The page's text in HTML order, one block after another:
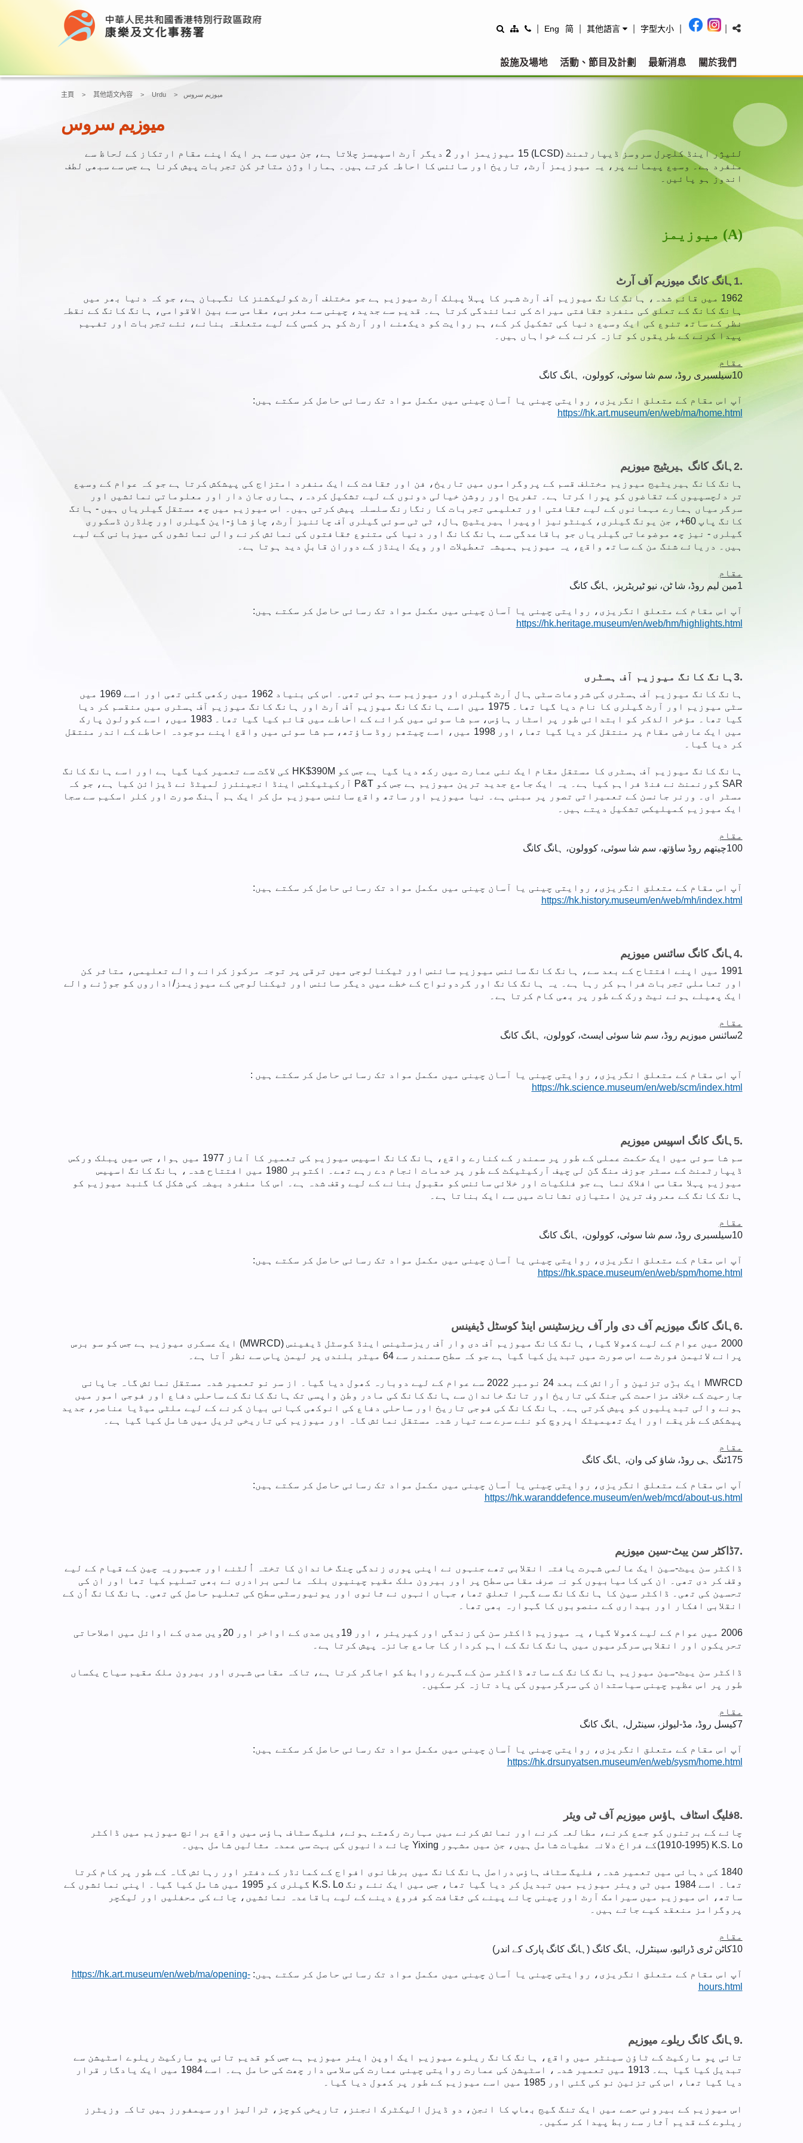
Eng 简 其他語言 字型大小
設施及場地 活動、節目及計劃 最新消息 關於我們
主頁 其他語文內容 Urdu میوزیم سروس
میوزیم سروس
لئیژر اینڈ کلچرل سروسز ڈیپارٹمنٹ (LCSD) 15 میوزیمز اور 2 دیگر آرٹ اسپیسز چلاتا ہے، جن میں سے ہر ایک اپنے مقام ارتکاز کے لحاظ سے
منفرد ہے۔ وسیع پیمانے پر، یہ میوزیمز آرٹ، تاریخ اور سائنس کا احاطہ کرتے ہیں۔ ہمارا وژن متاثر کن تجربات پیش کرنا ہے جس سے سبھی لطف
اندوز ہو پائیں۔
(A) میوزیمز
ہانگ کانگ میوزیم آف آرٹ 1.
1962 میں قائم شدہ، ہانگ کانگ میوزیم آف آرٹ شہر کا پہلا پبلک آرٹ میوزیم ہے جو مختلف آرٹ کولیکشنز کا نگہبان ہے، جو کہ دنیا بھر میں
ہانگ کانگ کے تعلق کی منفرد ثقافتی میراث کی نمائندگی کرتا ہے۔ قدیم سے جدید، چینی سے مغربی، مقامی سے بین الاقوامی، ہانگ کانگ کے نقطہ
نظر کے ساتھ تنوع کی ایک وسیع دنیا کی تشکیل کر کے، ہم روایت کو دیکھنے اور آرٹ کو ہر کسی کے لیے متعلقہ بنانے، نئے تجربات اور تفہیم
پیدا کرنے کے طریقوں کو تازہ کرنے کے خواہاں ہیں۔
مقام
سیلسبری روڈ، سم شا سوئی، کوولون، ہانگ کانگ10
آپ اس مقام کے متعلق انگریزی، روایتی چینی یا آسان چینی میں مکمل مواد تک رسائی حاصل کر سکتے ہیں:
https://hk.art.museum/en/web/ma/home.html
ہانگ کانگ ہیریٹیج میوزیم 2.
ہانگ کانگ ہیریٹیج میوزیم مختلف قسم کے پروگراموں میں تاریخ، فن اور ثقافت کے ایک منفرد امتزاج کی پیشکش کرتا ہے جو کہ عوام کے وسیع
تر دلچسپیوں کے تقاضوں کو پورا کرتا ہے۔ تفریح اور روشن خیالی دونوں کے لیے تشکیل کردہ، ہماری جان دار اور معلوماتی نمائشیں اور
سرگرمیاں ہمارے مہمانوں کے لیے ثقافتی اور تعلیمی تجربات کا رنگارنگ سلسلہ پیش کرتی ہیں۔ اس میوزیم میں چھ مستقل گیلریاں ہیں - ہانگ
کانگ پاپ 60+، جن یونگ گیلری، کینٹونیز اوپیرا ہیریٹیج ہال، ٹی ٹی سوئی گیلری آف چائنیز آرٹ، چاؤ شاؤ-این گیلری اور چلڈرن ڈسکوری
گیلری - نیز چھ موضوعاتی گیلریاں جو باقاعدگی سے ہانگ کانگ اور دنیا کی متنوع ثقافتوں کی نمائش کرنے والی نمائشوں کی میزبانی کے لیے
ہیں۔ دریائے شنگ من کے ساتھ واقع، یہ میوزیم ہمیشہ تعطیلات اور ویک اینڈز کے دوران قابلِ دید ہوتا ہے۔
مقام
مین لیم روڈ، شا ٹن، نیو ٹیریٹریز، ہانگ کانگ1
آپ اس مقام کے متعلق انگریزی، روایتی چینی یا آسان چینی میں مکمل مواد تک رسائی حاصل کر سکتے ہیں:
https://hk.heritage.museum/en/web/hm/highlights.html
ہانگ کانگ میوزیم آف ہسٹری 3.
ہانگ کانگ میوزیم آف ہسٹری کی شروعات سٹی ہال آرٹ گیلری اور میوزیم سے ہوئی تھی۔ اس کی بنیاد 1962 میں رکھی گئی تھی اور اسے 1969 میں
سٹی میوزیم اور آرٹ گیلری کا نام دیا گیا تھا۔ 1975 میں اسے ہانگ کانگ میوزیم آف آرٹ اور ہانگ کانگ میوزیم آف ہسٹری میں منقسم کر دیا
گیا تھا۔ مؤخر الذکر کو ابتدائی طور پر اسٹار ہاؤس، سم شا سوئی میں کرائے کے احاطے میں قائم کیا گیا تھا۔ 1983 میں، اسے کوولون پارک
میں ایک عارضی مقام پر منتقل کر دیا گیا تھا، اور 1998 میں، اسے چیتھم روڈ ساؤتھ، سم شا سوئی میں واقع اپنے موجودہ احاطے کے اندر منتقل
کر دیا گیا۔
ہانگ کانگ میوزیم آف ہسٹری کا مستقل مقام ایک نئی عمارت میں رکھ دیا گیا ہے جس کو HK$390M کی لاگت سے تعمیر کیا گیا ہے اور اسے ہانگ کانگ
SAR گورنمنٹ نے فنڈ فراہم کیا ہے۔ یہ ایک جامع جدید ترین میوزیم ہے جس کو P&T آرکیٹیکٹس اینڈ انجینئرز لمیٹڈ نے ڈیزائن کیا ہے، جو کہ
مسٹر ای۔ ورنر جانسن کے تعمیراتی تصور پر مبنی ہے۔ نیا میوزیم اور ساتھ واقع سائنس میوزیم مل کر ایک ہم آہنگ صورت اور کلر اسکیم سے سجا
ایک میوزیم کمپلیکس تشکیل دیتے ہیں۔
مقام
چیتھم روڈ ساؤتھ، سم شا سوئی، کوولون، ہانگ کانگ100
آپ اس مقام کے متعلق انگریزی، روایتی چینی یا آسان چینی میں مکمل مواد تک رسائی حاصل کر سکتے ہیں:
https://hk.history.museum/en/web/mh/index.html
ہانگ کانگ سائنس میوزیم 4.
1991 میں اپنے افتتاح کے بعد سے، ہانگ کانگ سائنس میوزیم سائنس اور ٹیکنالوجی میں ترقی پر توجہ مرکوز کرانے والے تعلیمی، متاثر کن
اور تعاملی تجربات فراہم کر رہا ہے۔ یہ ہانگ کانگ اور گردونواح کے خطے میں دیگر سائنس اور ٹیکنالوجی کے میوزیمز/اداروں کو جوڑنے والے
ایک پھیلے ہوئے نیٹ ورک کے طور پر بھی کام کرتا ہے۔
مقام
سائنس میوزیم روڈ، سم شا سوئی ایسٹ، کوولون، ہانگ کانگ2
آپ اس مقام کے متعلق انگریزی، روایتی چینی یا آسان چینی میں مکمل مواد تک رسائی حاصل کر سکتے ہیں :
https://hk.science.museum/en/web/scm/index.html
ہانگ کانگ اسپیس میوزیم 5.
سم شا سوئی میں ایک حکمت عملی کے طور پر سمندر کے کنارے واقع، ہانگ کانگ اسپیس میوزیم کی تعمیر کا آغاز 1977 میں ہوا، جس میں پبلک ورکس
ڈیپارٹمنٹ کے مسٹر جوزف منگ گن لی چیف آرکیٹیکٹ کے طور پر خدمات انجام دے رہے تھے۔ اکتوبر 1980 میں افتتاح شدہ، ہانگ کانگ اسپیس
میوزیم پہلا مقامی افلاک نما ہے جو فلکیات اور خلائی سائنس کو مقبول بنانے کے لیے وقف شدہ ہے۔ اس کا منفرد بیضہ کی شکل کا گنبد میوزیم کو
ہانگ کانگ کے معروف ترین امتیازی نشانات میں سے ایک بناتا ہے۔
مقام
سیلسبری روڈ، سم شا سوئی، کوولون، ہانگ کانگ10
آپ اس مقام کے متعلق انگریزی، روایتی چینی یا آسان چینی میں مکمل مواد تک رسائی حاصل کر سکتے ہیں:
https://hk.space.museum/en/web/spm/home.html
ہانگ کانگ میوزیم آف دی وار آف ریزسٹینس اینڈ کوسٹل ڈیفینس 6.
2000 میں عوام کے لیے کھولا گیا، ہانگ کانگ میوزیم آف دی وار آف ریزسٹینس اینڈ کوسٹل ڈیفینس (MWRCD) ایک عسکری میوزیم ہے جس کو سو برس
پرانے لائیمن فورٹ سے اس صورت میں تبدیل کیا گیا ہے جو کہ سطح سمندر سے 64 میٹر بلندی پر لیمن پاس سے نظر آتا ہے۔
MWRCD ایک بڑی تزئین و آرائش کے بعد 24 نومبر 2022 سے عوام کے لیے دوبارہ کھول دیا گیا۔ از سر نو تعمیر شدہ مستقل نمائش گاہ جاپانی
جارحیت کے خلاف مزاحمت کی جنگ کی تاریخ اور تانگ خاندان سے ہانگ کانگ کی مادر وطن واپسی تک ہانگ کانگ کے ساحلی دفاع اور فوجی امور میں
ہونے والی تبدیلیوں کو پیش کرتی ہے۔ ہانگ کانگ کی فوجی تاریخ اور ساحلی دفاع کی انوکھی کہانی بیان کرنے کے لیے ملٹی میڈیا عناصر، جدید
پیشکش کے طریقے اور ایک تھیمیٹک اپروچ کو نئے سرے سے تیار شدہ مستقل نمائش گاہ اور میوزیم کی تاریخی ٹریل میں شامل کیا گیا ہے۔
مقام
ٹنگ ہی روڈ، شاؤ کی وان، ہانگ کانگ175
آپ اس مقام کے متعلق انگریزی، روایتی چینی یا آسان چینی میں مکمل مواد تک رسائی حاصل کر سکتے ہیں:
https://hk.waranddefence.museum/en/web/mcd/about-us.html
ڈاکٹر سن ییٹ-سین میوزیم7.
ڈاکٹر سن ییٹ-سین ایک عالمی شہرت یافتہ انقلابی تھے جنہوں نے اپنی پوری زندگی چنگ خاندان کا تختہ اُلٹنے اور جمہوریہ چین کے قیام کے لیے
وقف کر دی تھی۔ ان کی کامیابیوں کو نہ صرف مقامی سطح پر اور بیرون ملک مقیم چینیوں بلکہ عالمی برادری نے بھی تسلیم کیا تھا اور ان کی
تحسین کی تھی۔ ڈاکٹر سین کا ہانگ کانگ سے گہرا تعلق تھا، جہاں انہوں نے ثانوی اور یونیورسٹی سطح کی تعلیم حاصل کی تھی۔ ہانگ کانگ اُن کے
انقلابی افکار اور بیداری کے منصوبوں کا گہوارہ بھی تھا۔
2006 میں عوام کے لیے کھولا گیا، یہ میوزیم ڈاکٹر سن کی زندگی اور کیریئر ، اور 19ویں صدی کے اواخر اور 20ویں صدی کے اوائل میں اصلاحاتی
تحریکوں اور انقلابی سرگرمیوں میں ہانگ کانگ کے اہم کردار کا جامع جائزہ پیش کرتا ہے۔
ڈاکٹر سن ییٹ-سین میوزیم ہانگ کانگ کے ساتھ ڈاکٹر سن کے گہرے روابط کو اجاگر کرتا ہے، تاکہ مقامی شہری اور بیرون ملک مقیم سیاح یکساں
طور پر اس عظیم چینی سیاستدان کی سرگرمیوں کی یاد تازہ کر سکیں۔
مقام
کیسل روڈ، مڈ-لیولز، سینٹرل، ہانگ کانگ7
آپ اس مقام کے متعلق انگریزی، روایتی چینی یا آسان چینی میں مکمل مواد تک رسائی حاصل کر سکتے ہیں:
https://hk.drsunyatsen.museum/en/web/sysm/home.html
فلیگ اسٹاف ہاؤس میوزیم آف ٹی ویئر8.
چائے کے برتنوں کو جمع کرنے، مطالعہ کرنے اور نمائش کرنے میں مہارت رکھتے ہوئے، فلیگ سٹاف ہاؤس میں واقع برانچ میوزیم میں ڈاکٹر
کے فراخ دلانہ عطیات شامل ہیں، جن میں مشہور Yixing چائے دانیوں کی بہت سی عمدہ مثالیں شامل ہیں۔(1910-1995) K.S. Lo
1840 کی دہائی میں تعمیر شدہ، فلیگ سٹاف ہاؤس دراصل ہانگ کانگ میں برطانوی افواج کے کمانڈر کے دفتر اور رہائش گاہ کے طور پر کام کرتا
تھا۔ اسے 1984 میں ٹی ویئر میوزیم میں تبدیل کر دیا گیا تھا، جس میں ایک نئے ونگ K.S. Lo گیلری کو 1995 میں شامل کیا گیا۔ اپنی نمائشوں کے
ساتھ، اس میوزیم میں سیرامک آرٹ اور چینی چائے پینے کی ثقافت کو فروغ دینے کے لیے باقاعدہ نمائشیں، چائے کی محفلیں اور لیکچر
پروگرامز منعقد کیے جاتے ہیں۔
مقام
کاٹن ٹری ڈرائیو، سینٹرل، ہانگ کانگ (ہانگ کانگ پارک کے اندر)10
آپ اس مقام کے متعلق انگریزی، روایتی چینی یا آسان چینی میں مکمل مواد تک رسائی حاصل کر سکتے ہیں:https://hk.art.museum/en/web/ma/opening-
hours.html
ہانگ کانگ ریلوے میوزیم 9.
تائی پو مارکیٹ کے ٹاؤن سینٹر میں واقع، ہانگ کانگ ریلوے میوزیم ایک اوپن ایئر میوزیم ہے جس کو قدیم تائی پو مارکیٹ ریلوے اسٹیشن سے
تبدیل کیا گیا ہے۔ 1913 میں تعمیر شدہ، اسٹیشن کی عمارت روایتی چینی عمارت کی سلامی دار چھت کی حامل ہے۔ اسے 1984 میں ایک یادگار قرار
دیا گیا تھا، اس کی تزئین نو کی گئی اور 1985 میں اسے میوزیم کے طور پر کھول دیا گیا۔
اس میوزیم کے بیرونی حصے میں ایک تنگ گیج بھاپ کا انجن، دو ڈیزل الیکٹرک انجنز، تاریخی کوچز، ٹرالیز اور سیمفورز ہیں تاکہ وزیٹرز
ریلوے کے قدیم آثار سے ربط پیدا کر سکیں۔